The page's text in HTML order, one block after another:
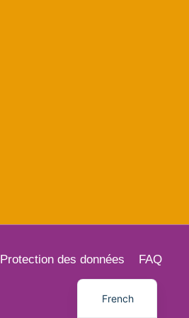
Protection des données FAQ
French
English